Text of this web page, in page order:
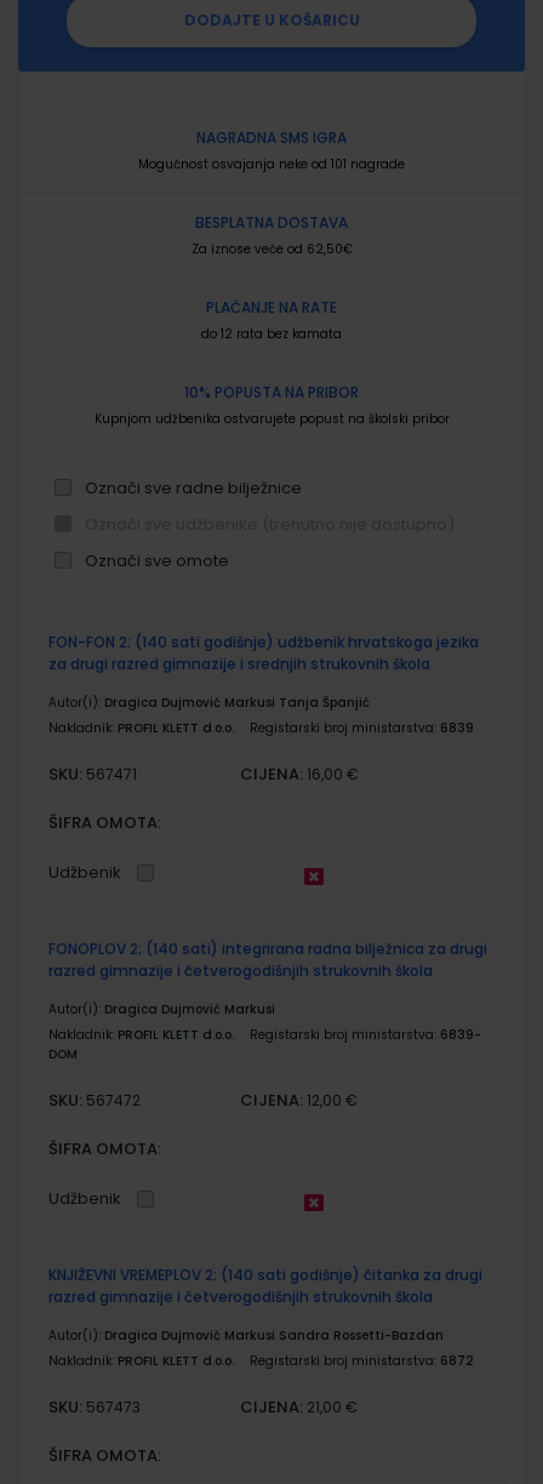
DODAJTE U KOŠARICU
NAGRADNA SMS IGRA
Mogućnost osvajanja neke od 101 nagrade
BESPLATNA DOSTAVA
Za iznose veće od 62,50€
PLAĆANJE NA RATE
do 12 rata bez kamata
10% POPUSTA NA PRIBOR
Kupnjom udžbenika ostvarujete popust na školski pribor
Označi sve radne bilježnice
Označi sve omote
proizvodi
FON-FON 2; (140 sati godišnje) udžbenik hrvatskoga jezika
za drugi razred gimnazije i srednjih strukovnih škola
Autor(i): Dragica Dujmović Markusi Tanja Španjić
Nakladnik: PROFIL KLETT d.o.o. Registarski broj ministarstva: 6839
SKU: 567471 CIJENA: 16,00 €
ŠIFRA OMOTA:
Udžbenik
FONOPLOV 2; (140 sati) integrirana radna bilježnica za drugi
razred gimnazije i četverogodišnjih strukovnih škola
Autor(i): Dragica Dujmović Markusi
Nakladnik: PROFIL KLETT d.o.o. Registarski broj ministarstva: 6839-
DOM
SKU: 567472 CIJENA: 12,00 €
ŠIFRA OMOTA:
Udžbenik
KNJIŽEVNI VREMEPLOV 2; (140 sati godišnje) čitanka za drugi
razred gimnazije i četverogodišnjih strukovnih škola
Autor(i): Dragica Dujmović Markusi Sandra Rossetti-Bazdan
Nakladnik: PROFIL KLETT d.o.o. Registarski broj ministarstva: 6872
SKU: 567473 CIJENA: 21,00 €
ŠIFRA OMOTA: